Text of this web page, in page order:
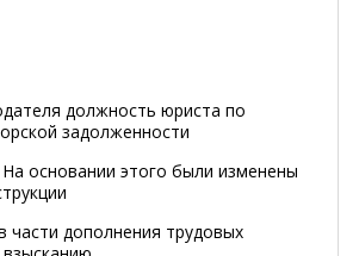
должность юриста по
задолженности
основании этого были изменены
части дополнения трудовых